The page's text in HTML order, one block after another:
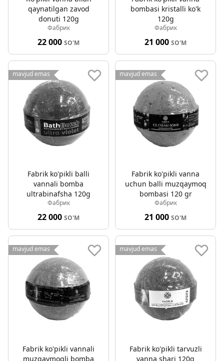
qaynatilgan zavod
donuti 120g
Фабрик
22 000 SO'M
bombasi kristalli ko'k
120g
Фабрик
21 000 SO'M
mavjud emas
Fabrik ko'pikli balli
vannali bomba
ultrabinafsha 120g
Фабрик
22 000 SO'M
mavjud emas
Fabrik ko'pikli vanna
uchun balli muzqaymoq
bombasi 120 gr
Фабрик
21 000 SO'M
mavjud emas
Fabrik ko'pikli vannali
muzqaymoqli bomba
mavjud emas
Fabrik ko'pikli tarvuzli
vanna shari 120g